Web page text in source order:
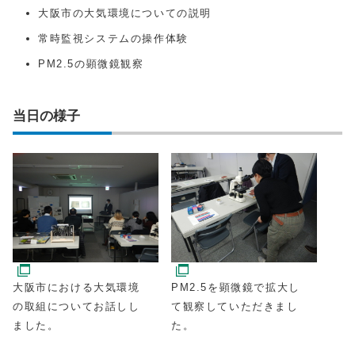
大阪市の大気環境についての説明
常時監視システムの操作体験
PM2.5の顕微鏡観察
当日の様子
大阪市における大気環境
の取組についてお話しし
ました。
PM2.5を顕微鏡で拡大し
て観察していただきまし
た。